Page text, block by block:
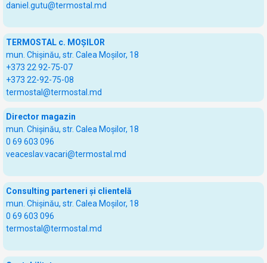
daniel.gutu@termostal.md
TERMOSTAL c. MOȘILOR
mun. Chișinău, str. Calea Moșilor, 18
+373 22 92-75-07
+373 22-92-75-08
termostal@termostal.md
Director magazin
mun. Chișinău, str. Calea Moșilor, 18
0 69 603 096
veaceslav.vacari@termostal.md
Consulting parteneri și clientelă
mun. Chișinău, str. Calea Moșilor, 18
0 69 603 096
termostal@termostal.md